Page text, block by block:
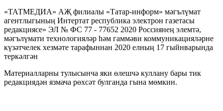
«ТАТМЕДИА» АҖ филиалы «Татар-информ» мәгълүмат
агентлыгының Интертат республика электрон газетасы
редакциясе» ЭЛ № ФС 77 - 77652 2020 Россиянең элемтә,
мәгълүмати технологияләр һәм гаммәви коммуникацияләрне
күзәтчелек хезмәте тарафыннан 2020 елның 17 гыйнварында
теркәлгән
Материалларны тулысынча яки өлешчә куллану бары тик
редакциядән язмача рөхсәт булганда гына мөмкин.